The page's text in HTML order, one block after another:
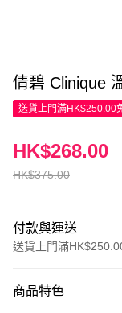
倩碧 Clinique
送貨上門滿HK$250.00
HK$375.00
HK$268.00
付款與運送
送貨上門滿
信用卡
商品特色